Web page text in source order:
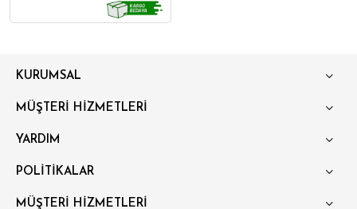
KURUMSAL
MÜŞTERİ HİZMETLERİ
YARDIM
POLİTİKALAR
MÜŞTERİ HİZMETLERİ